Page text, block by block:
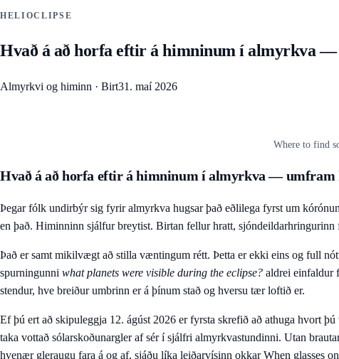
HELIOCLIPSE
Hvað á að horfa eftir á himninum í almyrkva
Almyrkvi og himinn · Birt31. maí 2026
Where to find
Hvað á að horfa eftir á himninum í almyrkva — umfram
Þegar fólk undirbýr sig fyrir almyrkva hugsar það eðlilega fyrst um
en það. Himinninn sjálfur breytist. Birtan fellur hratt,
Það er samt mikilvægt að stilla væntingum rétt. Þetta er ekki eins og full
spurningunni what planets were visible during the eclipse? aldrei einfaldur
stendur, hve breiður umbrinn er á þínum stað og hversu tær loftið er.
Ef þú ert að skipuleggja 12. ágúst 2026 er fyrsta skrefið að athuga hvort
taka vottað sólarskoðunargler af sér í sjálfri almyrkvastundinni. Utan
hvenær gleraugu fara á og af, sjáðu líka leiðarvísinn okkarWhen glasses